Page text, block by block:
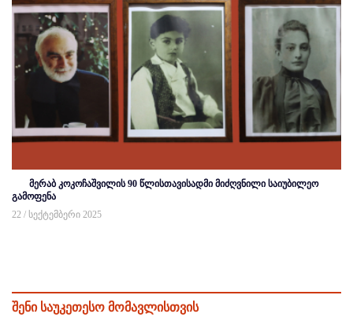
მერაბ კოკოჩაშვილის 90 წლისთავისადმი მიძღვნილი საიუბილეო
გამოფენა
22 / სექტემბერი 2025
შენი საუკეთესო მომავლისთვის